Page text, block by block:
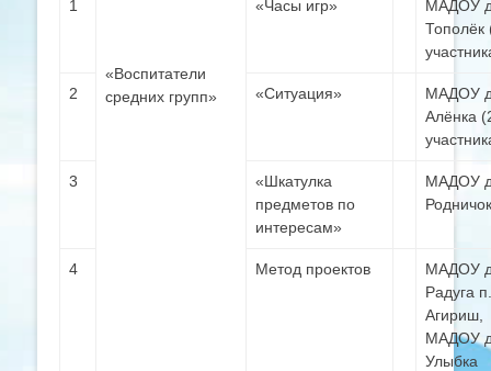
1
«Воспитатели
средних групп»
«Часы игр»
МАДОУ
Тополёк
2 «Ситуация»
МАДОУ
Алёнка
3
«Шкатулка
предметов по
интересам»
МАДОУ
Родничок
4 Метод проектов
МАДОУ
Радуга п.
Агириш,
МАДОУ
Улыбка